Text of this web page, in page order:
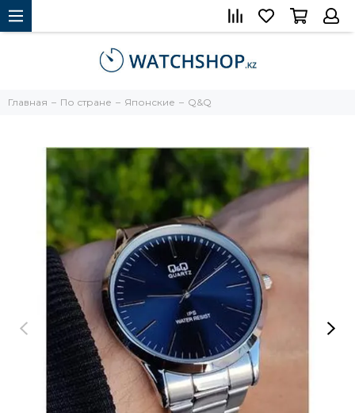
Главная По стране Японские Q&Q